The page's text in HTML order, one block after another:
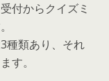
付からクイズミ
種類あり、それ
す。